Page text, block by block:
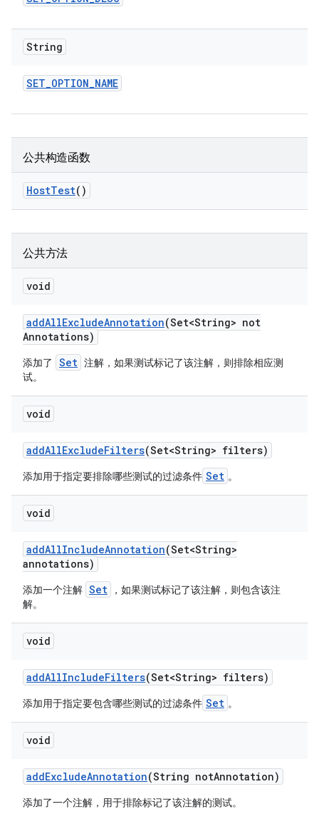
String
SET_OPTION_NAME
公共构造函数
HostTest()
公共方法
void
addAllExcludeAnnotation(Set<String> not
Annotations)
添加了 Set 注解，如果测试标记了该注解，则排除相应测
试。
void
addAllExcludeFilters(Set<String> filters)
添加用于指定要排除哪些测试的过滤条件 Set 。
void
addAllIncludeAnnotation(Set<String>
annotations)
添加一个注解 Set
，如果测试标记了该注解，则包含该注
解。
void
addAllIncludeFilters(Set<String> filters)
添加用于指定要包含哪些测试的过滤条件 Set 。
void
addExcludeAnnotation(String notAnnotation)
添加了一个注解，用于排除标记了该注解的测试。